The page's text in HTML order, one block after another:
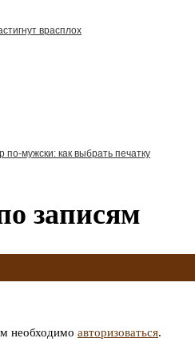
врасплох
по-мужски: как выбрать печатку
записям
необходимо авторизоваться.